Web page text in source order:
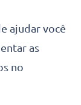
ajudar você
as
no